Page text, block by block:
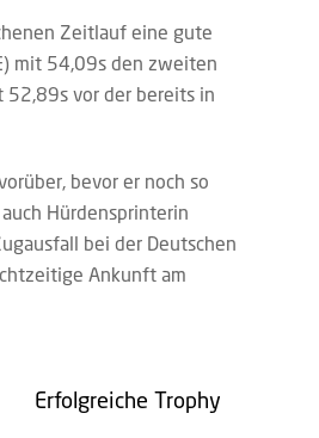
Zeitlauf eine gute
mit 54,09s den zweiten
52,89s vor der bereits in
bevor er noch so
Hürdensprinterin
bei der Deutschen
Ankunft am
Erfolgreiche Trophy